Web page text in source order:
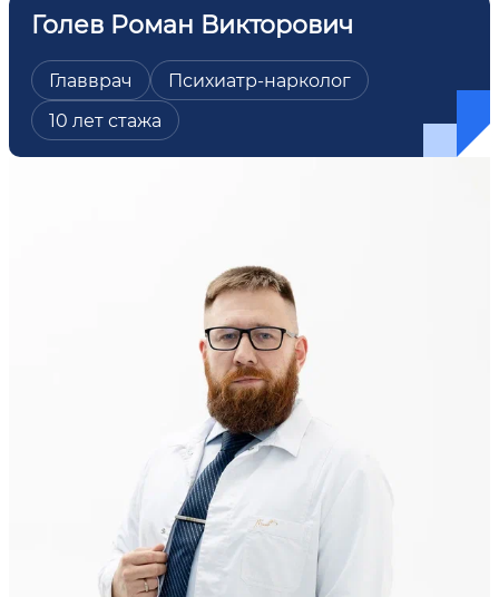
Голев Роман Викторович
Главврач
Психиатр-нарколог
10 лет стажа